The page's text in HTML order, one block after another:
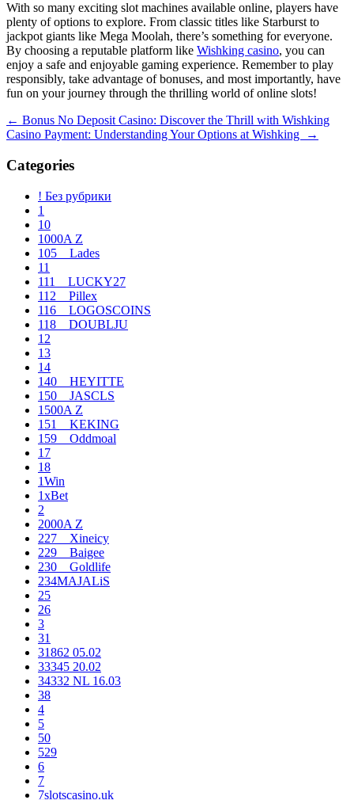
With so many exciting slot machines available online, players have
plenty of options to explore. From classic titles like Starburst to
jackpot giants like Mega Moolah, there’s something for everyone.
By choosing a reputable platform like Wishking casino, you can
enjoy a safe and enjoyable gaming experience. Remember to play
responsibly, take advantage of bonuses, and most importantly, have
fun on your journey through the thrilling world of online slots!
Navegación
de
entradas
← Bonus No Deposit Casino: Discover the Thrill with Wishking
Casino Payment: Understanding Your Options at Wishking
→
Categories
! Без рубрики
1
10
1000A Z
105__Lades
11
111__LUCKY27
112__Pillex
116__LOGOSCOINS
118__DOUBLJU
12
13
14
140__HEYITTE
150__JASCLS
1500A Z
151__KEKING
159__Oddmoal
17
18
1Win
1xBet
2
2000A Z
227__Xineicy
229__Baigee
230__Goldlife
234MAJALiS
25
26
3
31
31862 05.02
33345 20.02
34332 NL 16.03
38
4
5
50
529
6
7
7slotscasino.uk